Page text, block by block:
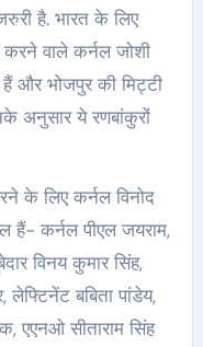
है. भारत के लिए
वाले कर्नल जोशी
और भोजपुर की मिट्टी
अनुसार ये रणबांकुरों
के लिए कर्नल विनोद
हैं- कर्नल पीएल जयराम,
विनय कुमार सिंह,
लेफ्टिनेंट बबिता पांडेय,
एएनओ सीताराम सिंह